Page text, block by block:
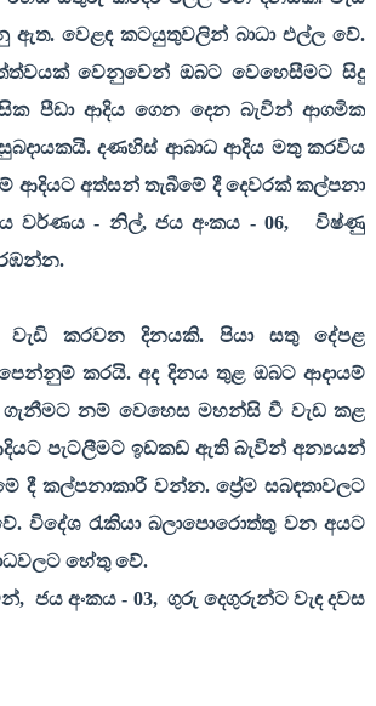
ඇත. වෙළඳ කටයුතුවලින් බාධා එල්ල වේ.
වෙනුවෙන් ඔබට වෙහෙසීමට සිදු
පීඩා ආදිය ගෙන දෙන බැවින් ආගමික
දණහිස් ආබාධ ආදිය මතු කරවිය
ආදියට අත්සන් තැබීමේ දී දෙවරක් කල්පනා
වර්ණය - නිල්, ජය අංකය -06,
විෂ්ණු
වැඩි කරවන දිනයකි. පියා සතු දේපළ
කරයි. අද දිනය තුළ ඔබට ආදායම්
ගැනීමට නම් වෙහෙස මහන්සි වී වැඩ කළ
පැටලීමට ඉඩකඩ ඇති බැවින් අන්‍යයන්
දී කල්පනාකාරී වන්න. ප්‍රේම සබඳතාවලට
විදේශ රැකියා බලාපොරොත්තු වන අයට
හේතු වේ.
, ජය අංකය- 03, ගුරු දෙගුරුන්ට වැඳ දවස